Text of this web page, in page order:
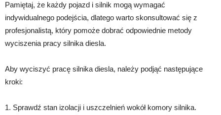
Pamiętaj, że każdy pojazd i silnik mogą wymagać
indywidualnego podejścia, dlatego warto skonsultować się z
profesjonalistą, który pomoże dobrać odpowiednie metody
wyciszenia pracy silnika diesla.
Aby wyciszyć pracę silnika diesla, należy podjąć następujące
kroki:
1. Sprawdź stan izolacji i uszczelnień wokół komory silnika.